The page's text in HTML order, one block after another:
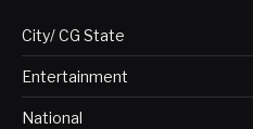
City/ CG State
Entertainment
National